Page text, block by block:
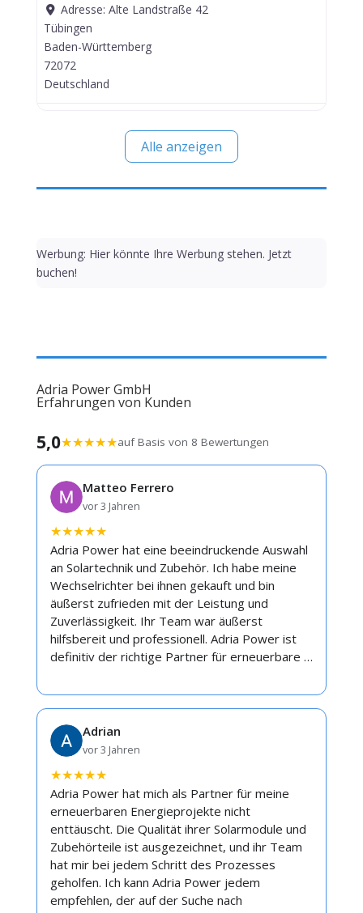
Adresse:Alte Landstraße 42
Tübingen
Baden-Württemberg
72072
Deutschland
Alle anzeigen
Werbung: Hier könnte Ihre Werbung stehen. Jetzt
buchen!
Adria Power GmbH
Erfahrungen von Kunden
5,0★★★★★auf Basis von 8 Bewertungen
Matteo Ferrero
vor 3 Jahren
★★★★★
Adria Power hat eine beeindruckende Auswahl
an Solartechnik und Zubehör. Ich habe meine
Wechselrichter bei ihnen gekauft und bin
äußerst zufrieden mit der Leistung und
Zuverlässigkeit. Ihr Team war äußerst
hilfsbereit und professionell. Adria Power ist
definitiv der richtige Partner für erneuerbare …
Adrian
vor 3 Jahren
★★★★★
Adria Power hat mich als Partner für meine
erneuerbaren Energieprojekte nicht
enttäuscht. Die Qualität ihrer Solarmodule und
Zubehörteile ist ausgezeichnet, und ihr Team
hat mir bei jedem Schritt des Prozesses
geholfen. Ich kann Adria Power jedem
empfehlen, der auf der Suche nach